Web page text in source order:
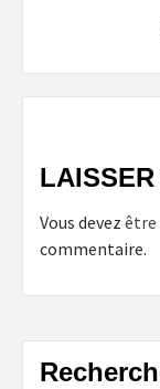
Vous devez être
commentaire.